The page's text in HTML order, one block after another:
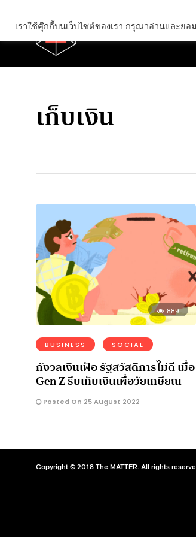
เก็บเงิน
889
BUSINESS SOCIAL
กังวลเงินเฟ้อ รัฐสวัสดิการไม่ดี เมื่อ
Gen Z รีบเก็บเงินเพื่อวัยเกษียณ
Posted On 25 August 2022
Copyright © 2018 The MATTER. All rights
เราใช้คุ๊กกี้บนเว็บไซต์ของเรา กรุณาอ่านและยอ